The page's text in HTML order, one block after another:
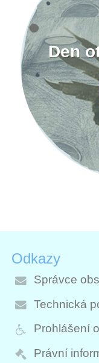
Den
Odkazy
Správce
Technická
Prohlášení
Právní